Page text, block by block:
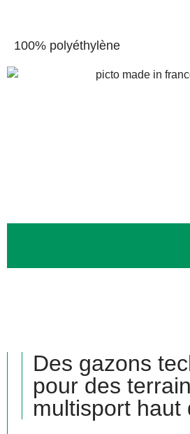
100% polyéthylène
Des gazons
pour des
multisport haut